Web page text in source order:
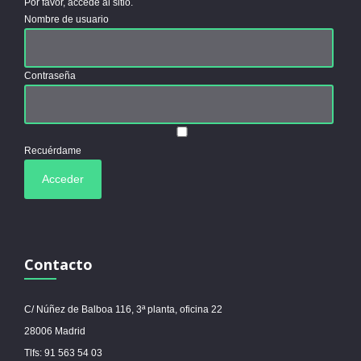
Por favor, accede al sitio.
Nombre de usuario
Contraseña
Recuérdame
Contacto
C/ Núñez de Balboa 116, 3ª planta, oficina 22
28006 Madrid
Tlfs: 91 563 54 03